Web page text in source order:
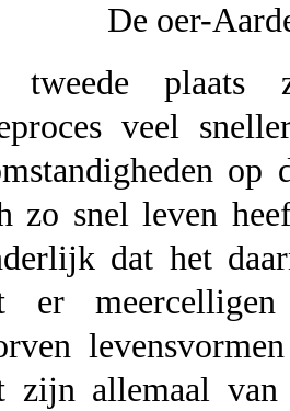
De oer-
plaats
veel
zo snel leven
dat het
er
zijn allemaal